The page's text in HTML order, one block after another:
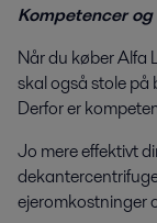
Kompetencer
Når du køber Alfa
skal også stole på
Derfor er
Jo mere effektivt
ejeromkostninger